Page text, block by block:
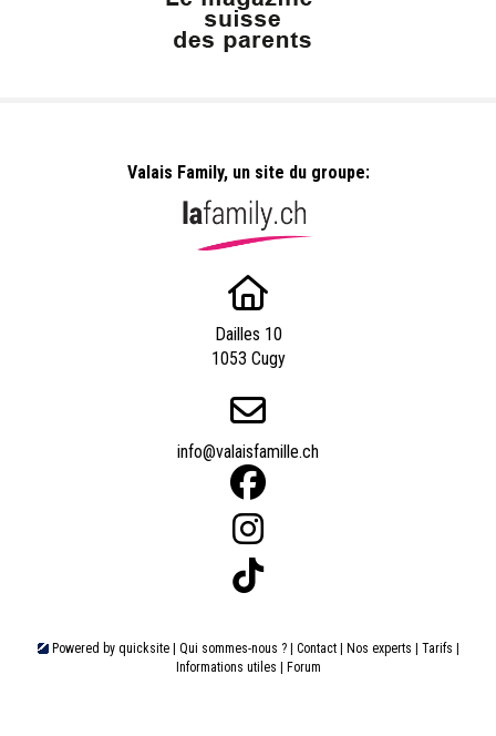
Valais Family, un site du groupe:
Dailles 10
1053 Cugy
info@valaisfamille.ch
Powered by quicksite | Qui sommes-nous ?| Contact| Nos experts | Tarifs |
Informations utiles | Forum